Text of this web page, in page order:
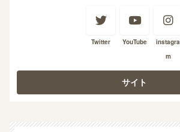
Twitter YouTube
instagra
m